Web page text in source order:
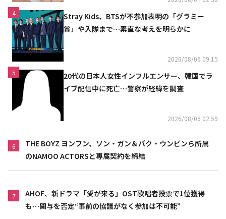
4
Stray Kids、BTSが不参加表明の「グラミー
賞」や入隊まで…素直な考えを明らかに
2026/08/06 09:15
5
20代の日本人女性インフルエンサー、韓国でラ
イブ配信中に死亡…警察が経緯を調査
2026/08/06 02:59
6
THE BOYZ ヨンフン、ソン・ガン＆パク・ウンビンら所属
のNAMOO ACTORSと専属契約を締結
7
AHOF、新ドラマ「愛が来る」OST歌唱者投票で1位獲得
も…関与を否定“事前の協議がなく参加は不可能”